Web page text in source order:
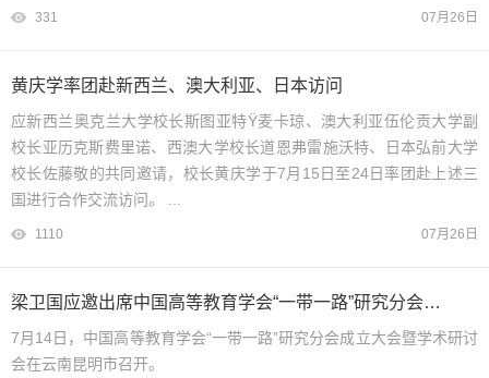
331 07月26日
黄庆学率团赴新西兰、澳大利亚、日本访问
应新西兰奥克兰大学校长斯图亚特Ÿ麦卡琼、澳大利亚伍伦贡大学副
校长亚历克斯费里诺、西澳大学校长道恩弗雷施沃特、日本弘前大学
校长佐藤敬的共同邀请，校长黄庆学于7月15日至24日率团赴上述三
国进行合作交流访问。 ...
1110 07月26日
梁卫国应邀出席中国高等教育学会“一带一路”研究分会成立大会暨学术研讨会
7月14日，中国高等教育学会“一带一路”研究分会成立大会暨学术研讨
会在云南昆明市召开。